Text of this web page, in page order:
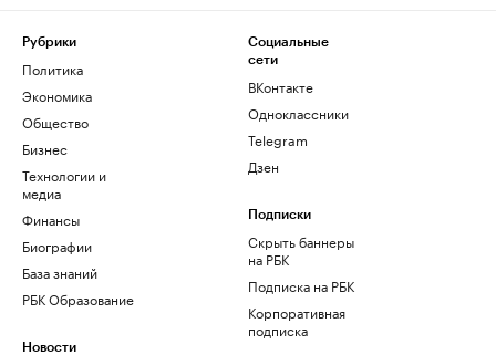
Рубрики
Политика
Экономика
Общество
Бизнес
Технологии и
медиа
Финансы
Биографии
База знаний
РБК Образование
Новости
Социальные
сети
ВКонтакте
Одноклассники
Telegram
Дзен
Подписки
Скрыть баннеры
на РБК
Подписка на РБК
Корпоративная
подписка